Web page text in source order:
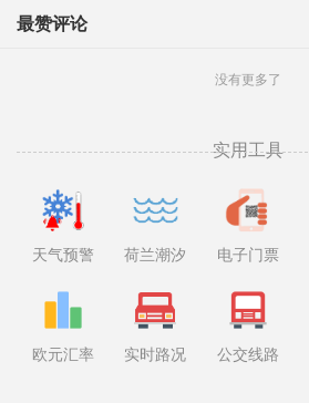
最赞评论
没有更多了
实用工具
天气预警 荷兰潮汐 电子门票
欧元汇率 实时路况 公交线路